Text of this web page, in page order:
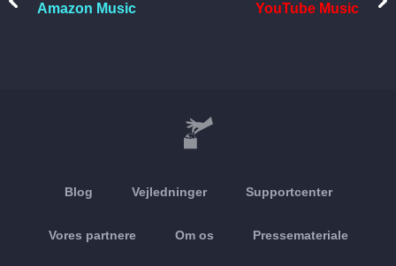
Amazon Music YouTube Music
Blog Vejledninger Supportcenter
Vores partnere Om os Pressemateriale